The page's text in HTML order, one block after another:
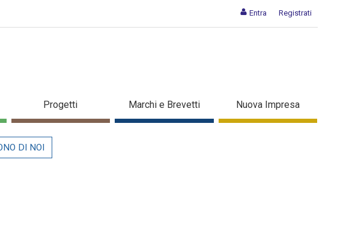
Entra Registrati
alle imprese - Dettaglio in evidenza
Progetti Marchi e Brevetti Nuova Impresa
DI NOI